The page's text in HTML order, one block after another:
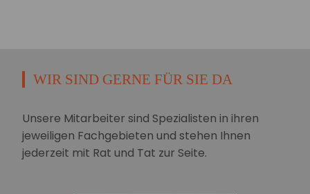
WIR SIND GERNE FÜR SIE DA
Unsere Mitarbeiter sind Spezialisten in ihren
jeweiligen Fachgebieten und stehen Ihnen
jederzeit mit Rat und Tat zur Seite.